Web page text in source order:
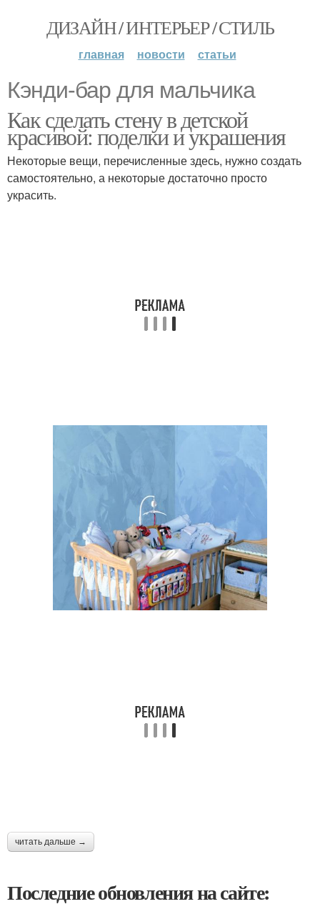
ДИЗАЙН / ИНТЕРЬЕР / СТИЛЬ
главная новости статьи
Кэнди-бар для мальчика
Как сделать стену в детской
красивой: поделки и украшения
Некоторые вещи, перечисленные здесь, нужно создать
самостоятельно, а некоторые достаточно просто
украсить.
читать дальше →
Последние обновления на сайте: